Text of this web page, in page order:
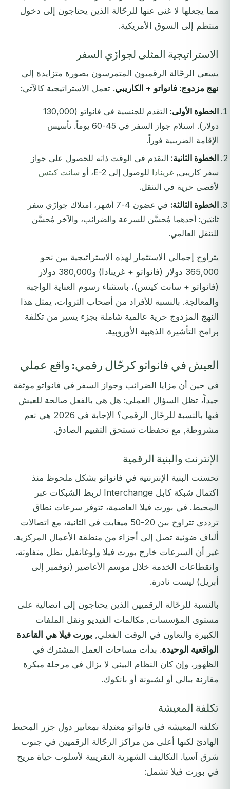
مما يجعلها لا غنى عنها للرحّالة الذين يحتاجون إلى دخول
منتظم إلى السوق الأمريكية.
الاستراتيجية المثلى لجوازَي السفر
يسعى الرحّالة الرقميون المتمرسون بصورة متزايدة إلى
نهج مزدوج: فانواتو + الكاريبي. تعمل الاستراتيجية كالآتي:
الخطوة الأولى:
التقدم للجنسية في فانواتو (130,000
دولار). استلام جواز السفر في 45-60 يوماً. تأسيس
الإقامة الضريبية فوراً.
الخطوة الثانية: التقدم في الوقت ذاته للحصول على جواز
سفر كاريبي, غرينادا للوصول إلى E-2، أو
سانت كيتس
لأقصى حرية في التنقل.
الخطوة الثالثة:
في غضون 4-7 أشهر، امتلاك جوازَي سفر
ثانيَين: أحدهما مُحسَّن للسرعة والضرائب، والآخر مُحسَّن
للتنقل العالمي.
يتراوح إجمالي الاستثمار لهذه الاستراتيجية بين نحو
365,000 دولار (فانواتو + غرينادا) و380,000 دولار
(فانواتو + سانت كيتس)، باستثناء رسوم العناية الواجبة
والمعالجة. بالنسبة للأفراد من أصحاب الثروات، يمثل هذا
النهج المزدوج حرية عالمية شاملة بجزء يسير من تكلفة
برامج التأشيرة الذهبية الأوروبية.
العيش في فانواتو كرحّال رقمي: واقع عملي
في حين أن مزايا الضرائب وجواز السفر في فانواتو موثقة
جيداً، تظل السؤال العملي: هل هي بالفعل صالحة للعيش
فيها بالنسبة للرحّال الرقمي؟ الإجابة في 2026 هي نعم
مشروطة, مع تحفظات تستحق التقييم الصادق.
الإنترنت والبنية الرقمية
تحسنت البنية الإنترنتية في فانواتو بشكل ملحوظ منذ
اكتمال شبكة كابل Interchange لربط الشبكات عبر
المحيط. في بورت فيلا العاصمة، تتوفر سرعات نطاق
ترددي تتراوح بين 20-50 ميغابت في الثانية، مع اتصالات
ألياف ضوئية تصل إلى أجزاء من منطقة الأعمال المركزية.
غير أن السرعات خارج بورت فيلا ولوغانفيل تظل متفاوتة،
وانقطاعات الخدمة خلال موسم الأعاصير (نوفمبر إلى
أبريل) ليست نادرة.
بالنسبة للرحّالة الرقميين الذين يحتاجون إلى اتصالية على
مستوى المؤسسات, مكالمات الفيديو ونقل الملفات
الكبيرة والتعاون في الوقت الفعلي, بورت فيلا هي القاعدة
الواقعية الوحيدة. بدأت مساحات العمل المشترك في
الظهور، وإن كان النظام البيئي لا يزال في مرحلة مبكرة
مقارنة ببالي أو لشبونة أو بانكوك.
تكلفة المعيشة
تكلفة المعيشة في فانواتو معتدلة بمعايير دول جزر المحيط
الهادئ لكنها أعلى من مراكز الرحّالة الرقميين في جنوب
شرق آسيا. التكاليف الشهرية التقريبية لأسلوب حياة مريح
في بورت فيلا تشمل: